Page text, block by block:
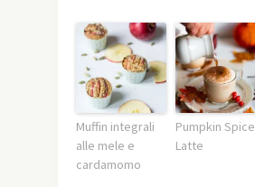
Muffin integrali
alle mele e
cardamomo
Pumpkin Spice
Latte